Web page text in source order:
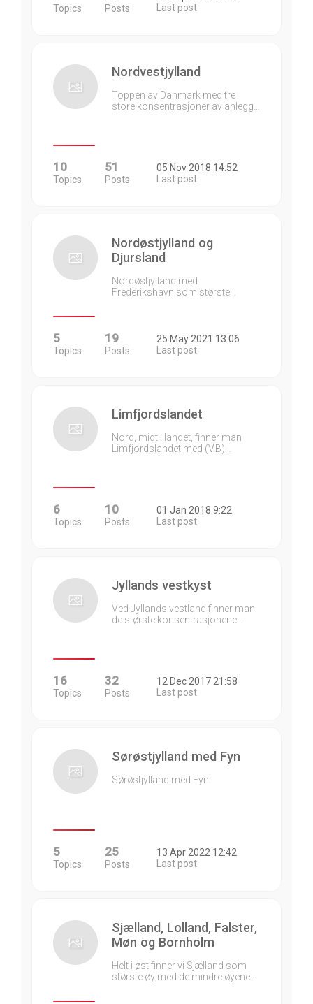
Topics Posts
Last post
Nordvestjylland
Toppen av Danmark med tre
store konsentrasjoner av anlegg…
10
Topics
51
Posts
05 Nov 2018 14:52
Last post
Nordøstjylland og
Djursland
Nordøstjylland med
Frederikshavn som største…
5
Topics
19
Posts
25 May 2021 13:06
Last post
Limfjordslandet
Nord, midt i landet, finner man
Limfjordslandet med (V.B)…
6
Topics
10
Posts
01 Jan 2018 9:22
Last post
Jyllands vestkyst
Ved Jyllands vestland finner man
de største konsentrasjonene…
16
Topics
32
Posts
12 Dec 2017 21:58
Last post
Sørøstjylland med Fyn
Sørøstjylland med Fyn
5
Topics
25
Posts
13 Apr 2022 12:42
Last post
Sjælland, Lolland, Falster,
Møn og Bornholm
Helt i øst finner vi Sjælland som
største øy med de mindre øyene…